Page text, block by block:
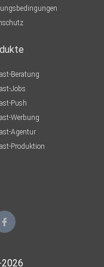
Beratung
Jobs
Push
Werbung
Agentur
Produktion